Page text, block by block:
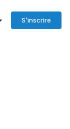
S’inscrire